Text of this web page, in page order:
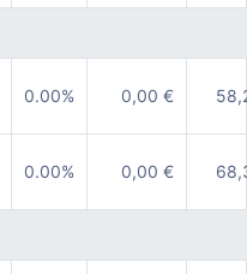
0.00% 0,00 €
0.00% 0,00 €